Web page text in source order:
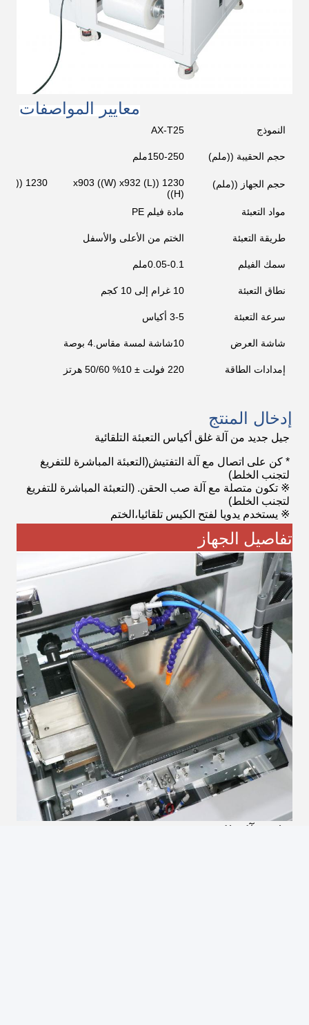
معايير المواصفات
النموذج AX-T25
حجم الحقيبة ((ملم) 150-250ملم
حجم الجهاز ((ملم)
1230 ((L) x903 ((W) x932
((H)
مواد التعبئة مادة فيلم PE
طريقة التعبئة الختم من الأعلى والأسفل
سمك الفيلم 0.05-0.1ملم
نطاق التعبئة 10 غرام إلى 10 كجم
سرعة التعبئة 3-5 أكياس
شاشة العرض 10شاشة لمسة مقاس.4 بوصة
إمدادات الطاقة 220 فولت ± 10% 50/60 هرتز
إدخال المنتج
جيل جديد من آلة غلق أكياس التعبئة التلقائية
* كن على اتصال مع آلة التفتيش(التعبئة المباشرة للتفريغ
لتجنب الخلط)
※ تكون متصلة مع آلة صب الحقن. (التعبئة المباشرة للتفريغ
لتجنب الخلط)
※ يستخدم يدويا لفتح الكيس تلقائيا،الختم
تفاصيل الجهاز
حاوية آلة التعبئة
Good day, what product are you looking for?